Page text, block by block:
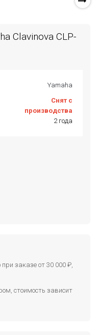
Clavinova CLP-
Yamaha
Снят с
производства
2 года
заказе от 30 000 ₽,
стоимость зависит